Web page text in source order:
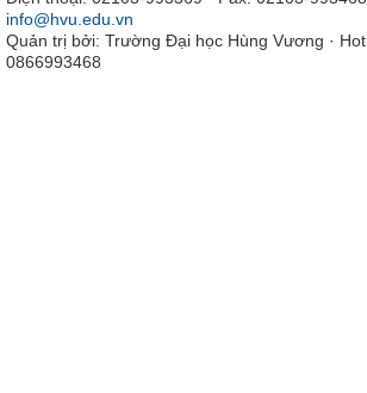
info@hvu.edu.vn
Quản trị bởi: Trường Đại học Hùng Vương ·
0866993468